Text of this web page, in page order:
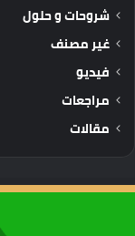
شروحات و حلول
غير مصنف
فيديو
مراجعات
مقالات